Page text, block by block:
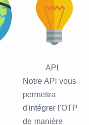
API
Notre API vous
permettra
d'intégrer l'OTP
de manière